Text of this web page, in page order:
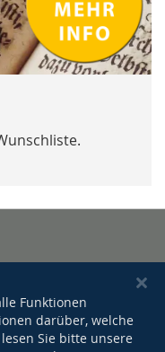
Funktionen
darüber, welche
Sie bitte unsere